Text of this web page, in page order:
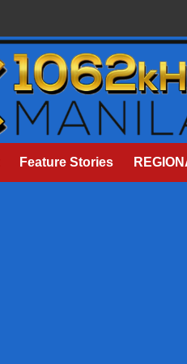
Feature Stories